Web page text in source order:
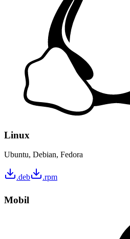
Linux
Ubuntu, Debian, Fedora
.deb .rpm
Mobil